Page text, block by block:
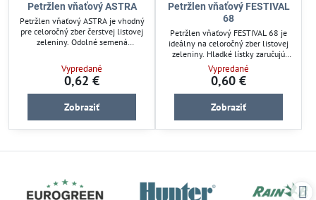
Petržlen vňaťový ASTRA
Petržlen vňaťový ASTRA je vhodný
pre celoročný zber čerstvej listovej
zeleniny. Odolné semená
úrodu. Ideálny pre pestovanie v
záhradách aj skleníkoch. Prispieva
k efektívnej starostlivosti o
záhradnú úrodu s jednoduchou
údržbou.
Vypredané
0,62 €
Zobraziť
Petržlen vňaťový FESTIVAL
68
Petržlen vňaťový FESTIVAL 68 je
ideálny na celoročný zber listovej
zeleniny. Hladké lístky zaručujú
jednoduchú úpravu a využitie v
kuchyni. Semená sú odolné a
vhodné pre záhradkárov, ktorí
hľadajú spoľahlivý výsev na
záhradné pestovanie. Vhodné pre
plochy.
Vypredané
0,60 €
Zobraziť